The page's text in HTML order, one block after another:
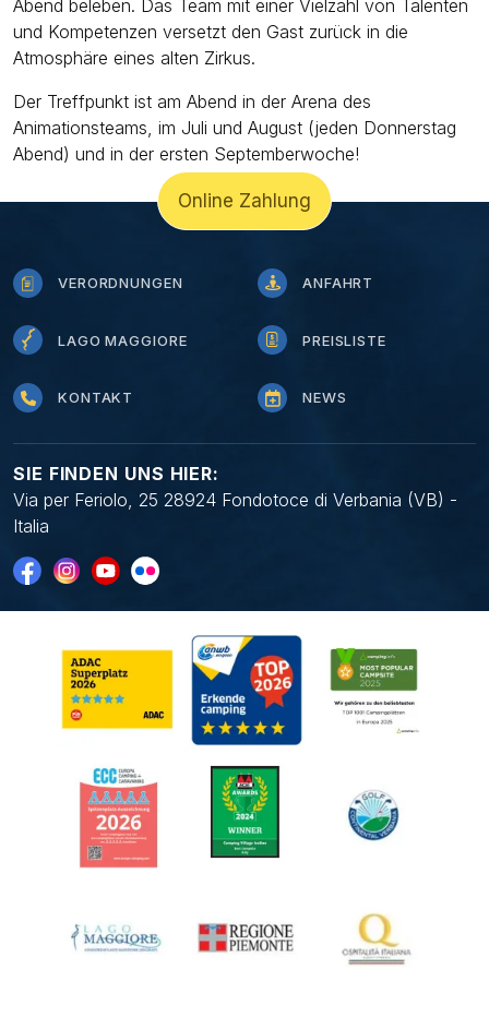
Abend beleben. Das Team mit einer Vielzahl von Talenten
und Kompetenzen versetzt den Gast zurück in die
Atmosphäre eines alten Zirkus.
Der Treffpunkt ist am Abend in der Arena des
Animationsteams, im Juli und August (jeden Donnerstag
Abend) und in der ersten Septemberwoche!
VERORDNUNGEN ANFAHRT
LAGO MAGGIORE PREISLISTE
KONTAKT NEWS
SIE FINDEN UNS HIER:
Via per Feriolo, 25 28924 Fondotoce di Verbania (VB) -
Italia
Online Zahlung